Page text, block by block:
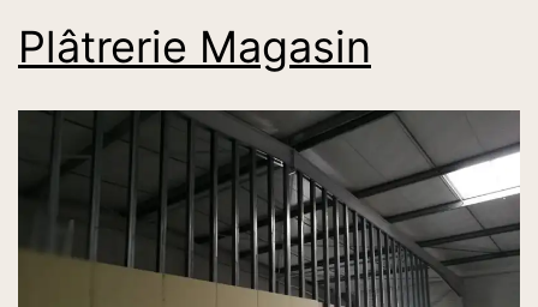
Plâtrerie Magasin